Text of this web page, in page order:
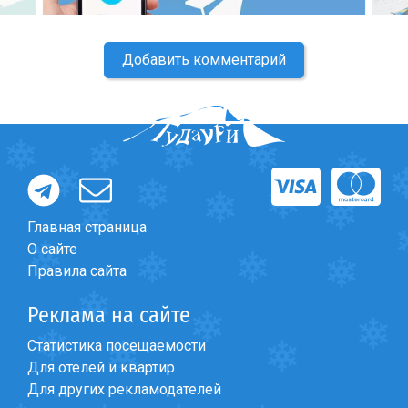
Добавить комментарий
Главная страница
О сайте
Правила сайта
Реклама на сайте
Статистика посещаемости
Для отелей и квартир
Для других рекламодателей
Квартиры
Отели
Долгосрочная аренда
Казбеги
О Грузии
Визы и Документы